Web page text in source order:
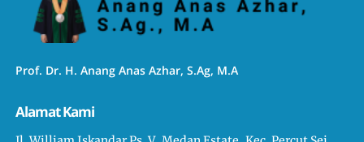
Prof. Dr. H. Anang Anas Azhar, S.Ag, M.A
Alamat Kami